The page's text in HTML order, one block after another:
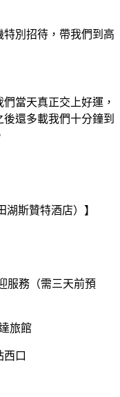
別招待，帶我們到高
當天真正交上好運，
還多載我們十分鐘到
湖斯贊特酒店）】
服務（需三天前預
旅館
西口